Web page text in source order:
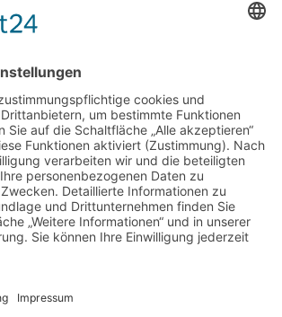
Kind wertschätzen!
2018
2017
2016
2015
2014
2013
2012
bis 2011
zum Download - Religion
zum Download